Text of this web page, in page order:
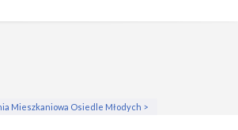
Mieszkaniowa Osiedle Młodych >